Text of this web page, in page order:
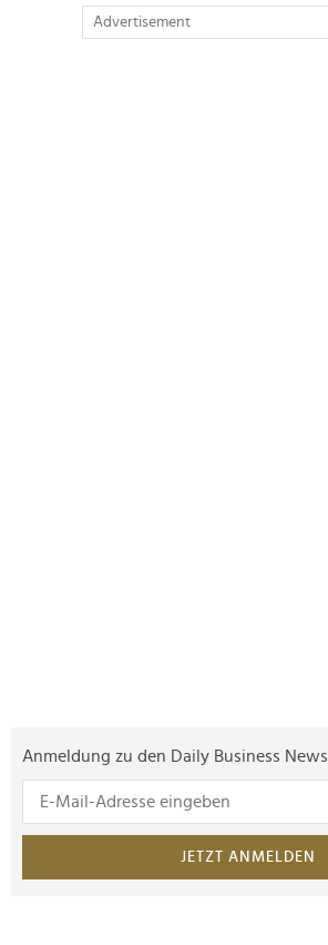
Advertisement
Anmeldung zu den Daily Business News
JETZT ANMELDEN